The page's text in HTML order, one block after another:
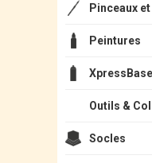
Pinceaux
Peintures
XpressBase
Outils &
Socles